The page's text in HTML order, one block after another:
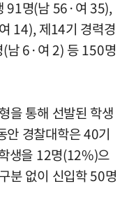
91명(남 56·여 35),
14), 제14기 경력경
남 6·여 2) 등 150명
을 통해 선발된 학생
안 경찰대학은 40기
생을 12명(12%)으
분 없이 신입학 50명